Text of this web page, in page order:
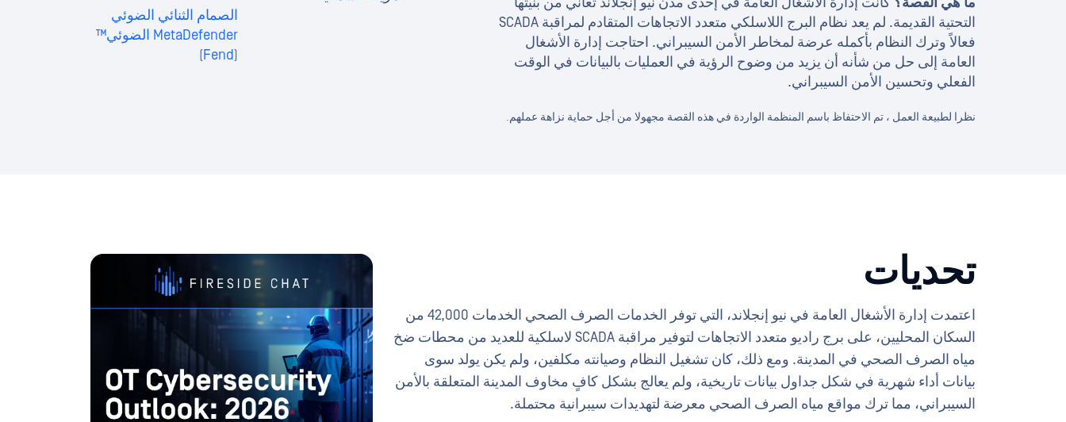
التحتية القديمة. لم يعد نظام البرج اللاسلكي متعدد الاتجاهات المتقادم لمراقبة SCADA
فعالاً وترك النظام بأكمله عرضة لمخاطر الأمن السيبراني. احتاجت إدارة الأشغال
العامة إلى حل من شأنه أن يزيد من وضوح الرؤية في العمليات بالبيانات في الوقت
الفعلي وتحسين الأمن السيبراني.
نظرا لطبيعة العمل ، تم الاحتفاظ باسم المنظمة الواردة في هذه القصة مجهولا من أجل حماية نزاهة عملهم.
الصمام الثنائي الضوئي
MetaDefender الضوئي™
(Fend)
تحديات
اعتمدت إدارة الأشغال العامة في نيو إنجلاند، التي توفر الخدمات الصرف الصحي الخدمات 42,000 من
السكان المحليين، على برج راديو متعدد الاتجاهات لتوفير مراقبة SCADA لاسلكية للعديد من محطات ضخ
مياه الصرف الصحي في المدينة. ومع ذلك، كان تشغيل النظام وصيانته مكلفين، ولم يكن يولد سوى
بيانات أداء شهرية في شكل جداول بيانات تاريخية، ولم يعالج بشكل كافٍ مخاوف المدينة المتعلقة بالأمن
السيبراني، مما ترك مواقع مياه الصرف الصحي معرضة لتهديدات سيبرانية محتملة.